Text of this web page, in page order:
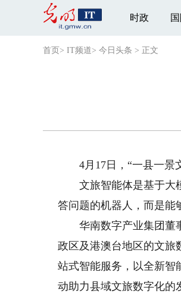
时政
首页 > IT频道> 今日头条 > 正文
4月17日，“一县一景文
文旅智能体是基于大模
答问题的机器人，而是能
华南数字产业集团董事
政区及港澳台地区的文旅
站式智能服务，以全新智
动助力县域文旅数字化的